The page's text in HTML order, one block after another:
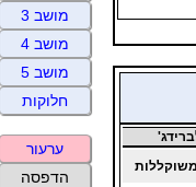
משוקללות
מושב 3
מושב 4
מושב 5
חלוקות
ערעור
הדפסה